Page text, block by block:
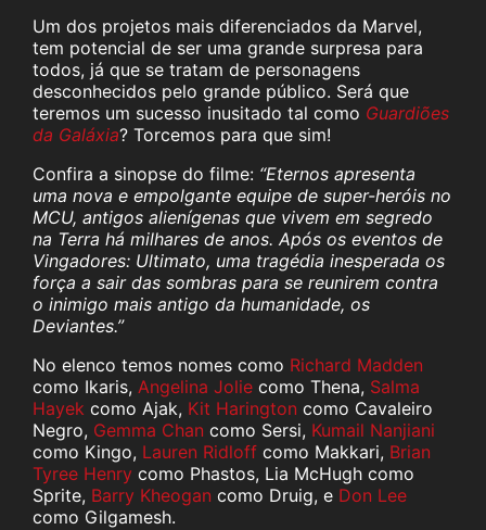
Um dos projetos mais diferenciados da Marvel,
tem potencial de ser uma grande surpresa para
todos, já que se tratam de personagens
desconhecidos pelo grande público. Será que
teremos um sucesso inusitado tal como Guardiões
da Galáxia? Torcemos para que sim!
Confira a sinopse do filme: “Eternos apresenta
uma nova e empolgante equipe de super-heróis no
MCU, antigos alienígenas que vivem em segredo
na Terra há milhares de anos. Após os eventos de
Vingadores: Ultimato, uma tragédia inesperada os
força a sair das sombras para se reunirem contra
o inimigo mais antigo da humanidade, os
Deviantes.”
No elenco temos nomes como Richard Madden
como Ikaris, Angelina Jolie como Thena, Salma
Hayek como Ajak, Kit Harington como Cavaleiro
Negro, Gemma Chan como Sersi, Kumail Nanjiani
como Kingo, Lauren Ridloff como Makkari, Brian
Tyree Henry como Phastos, Lia McHugh como
Sprite, Barry Kheogan como Druig, e Don Lee
como Gilgamesh.